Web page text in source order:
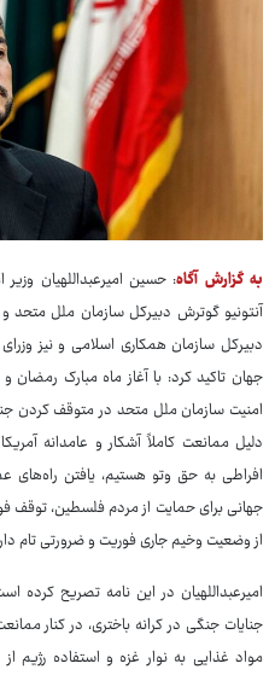
به گزارش آگاه: حسین امیرعبداللهیان
آنتونیو گوترش دبیرکل سازمان ملل
دبیرکل سازمان همکاری اسلامی و نیز
جهان تاکید کرد: با آغاز ماه مبارک
امنیت سازمان ملل متحد در متوقف کردن
دلیل ممانعت کاملاً آشکار و عامدانه
افراطی به حق وتو هستیم، یافتن
جهانی برای حمایت از مردم فلسطین، توقف
از وضعیت وخیم جاری فوریت و ضرورتی تام
امیرعبداللهیان در این نامه تصریح
جنایات جنگی در کرانه باختری، در کنار
مواد غذایی به نوار غزه و استفاده